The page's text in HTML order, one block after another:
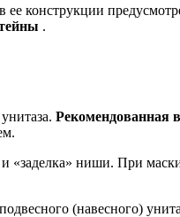
конструкции
.
Рекомендованная
и «заделка» ниши. При
(навесного)